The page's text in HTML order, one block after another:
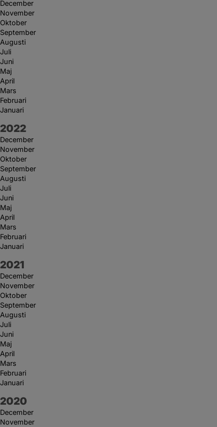
December
November
Oktober
September
Augusti
Juli
Juni
Maj
April
Mars
Februari
Januari
År:
2022
December
November
Oktober
September
Augusti
Juli
Juni
Maj
April
Mars
Februari
Januari
År:
2021
December
November
Oktober
September
Augusti
Juli
Juni
Maj
April
Mars
Februari
Januari
År:
2020
December
November